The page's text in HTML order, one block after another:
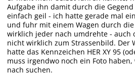
Aufgabe ihn damit durch die
einfach geil - ich hatte gerade mal
und fuhr mit einem Wagen durch die
wirklich jeder nach umdrehte - auch
nicht wirklich zum Strassenbild. Der
hatte das Kennzeichen HER XY 95
muss irgendwo noch ein Foto
nach suchen.